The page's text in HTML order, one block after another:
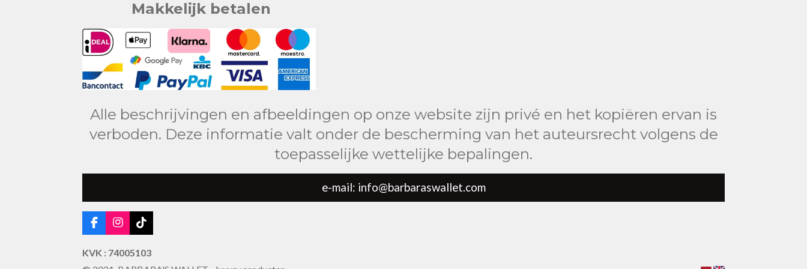
Makkelijk betalen
Alle beschrijvingen en afbeeldingen op onze website zijn privé en het kopiëren ervan is
verboden. Deze informatie valt onder de bescherming van het auteursrecht volgens de
toepasselijke wettelijke bepalingen.
e-mail: info@barbaraswallet.com
F
a
c
e
I
n
s
t
T
i
k
T
KVK : 74005103